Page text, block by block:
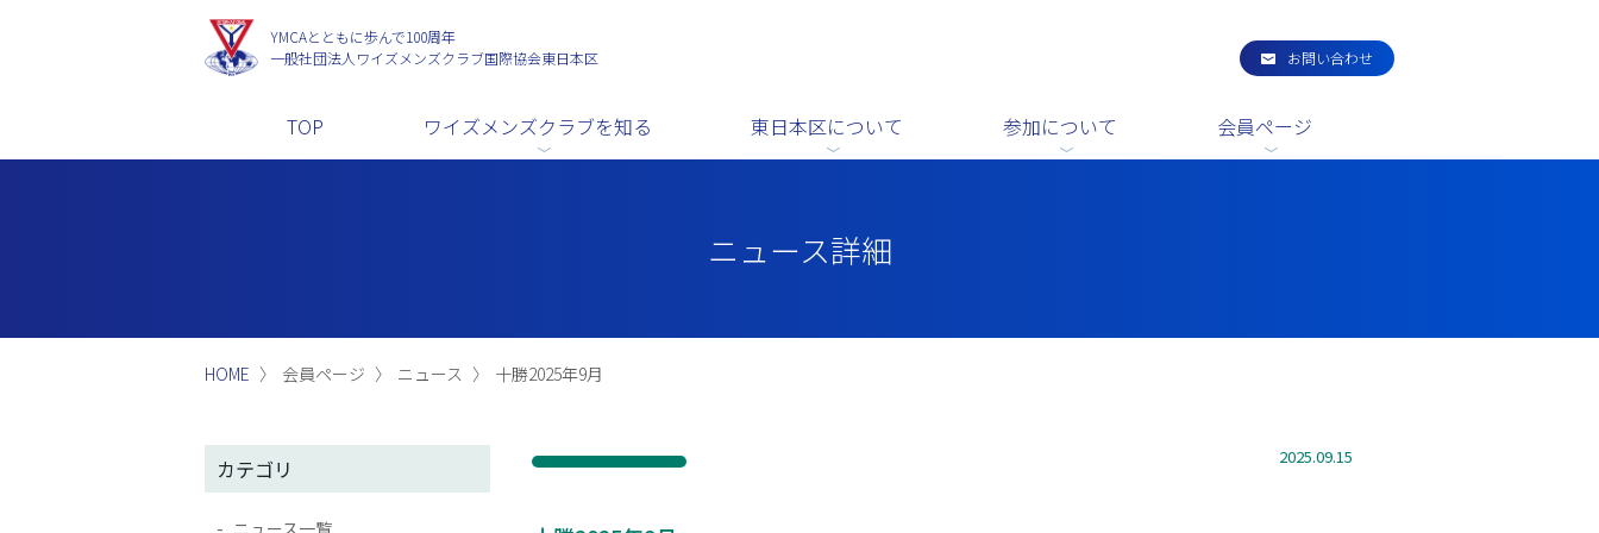
YMCAとともに歩んで100周年
一般社団法人 ワイズメンズクラブ国際協会東日本区 お問い合わせ
TOP ワイズメンズクラブを知る 東日本区について 参加について 会員ページ
ニュース詳細
HOME 会員ページ ニュース 十勝2025年9月
2025.09.15
カテゴリ
ニュース一覧